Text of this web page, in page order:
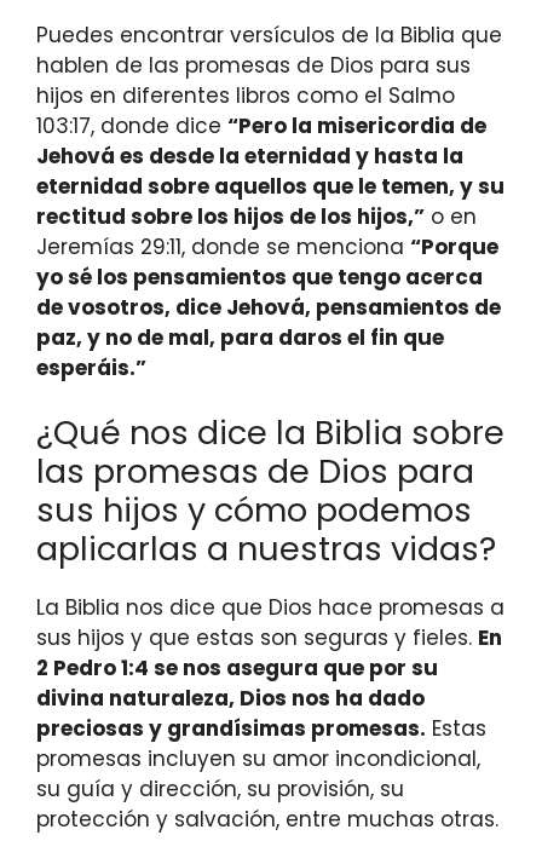
Puedes encontrar versículos de la Biblia que
hablen de las promesas de Dios para sus
hijos en diferentes libros como el Salmo
103:17, donde dice “Pero la misericordia de
Jehová es desde la eternidad y hasta la
eternidad sobre aquellos que le temen, y su
rectitud sobre los hijos de los hijos,” o en
Jeremías 29:11, donde se menciona “Porque
yo sé los pensamientos que tengo acerca
de vosotros, dice Jehová, pensamientos de
paz, y no de mal, para daros el fin que
esperáis.”
¿Qué nos dice la Biblia sobre
las promesas de Dios para
sus hijos y cómo podemos
aplicarlas a nuestras vidas?
La Biblia nos dice que Dios hace promesas a
sus hijos y que estas son seguras y fieles. En
2 Pedro 1:4 se nos asegura que por su
divina naturaleza, Dios nos ha dado
preciosas y grandísimas promesas. Estas
promesas incluyen su amor incondicional,
su guía y dirección, su provisión, su
protección y salvación, entre muchas otras.